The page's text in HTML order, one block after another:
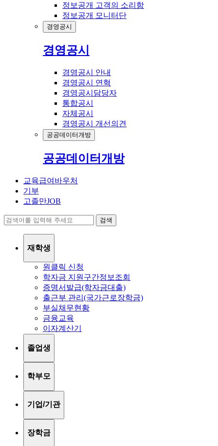
정보공개 고객의 소리함
정보공개 모니터단
경영공시
경영공시
경영공시 안내
경영공시 연혁
경영공시담당자
통합공시
자체공시
경영공시 개선의견
공공데이터개방
공공데이터개방
교육급여바우처
기부
고졸만JOB
검색
재학생
원클릭 신청
학자금 지원구간정보조회
증명서발급(학자금대출)
출근부 관리(국가근로장학금)
부실채무현황
금융교육
이자계산기
졸업생
학부모
기업/기관
장학금